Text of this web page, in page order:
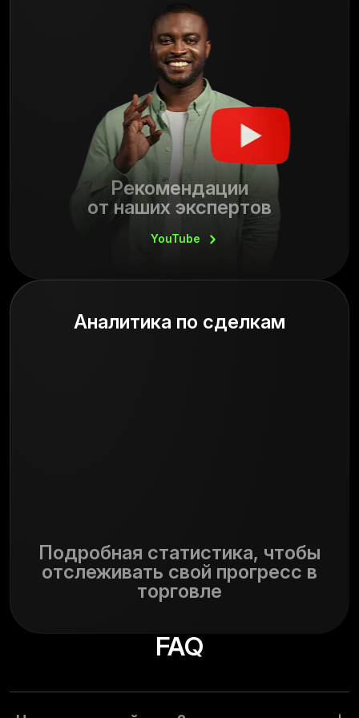
Рекомендации
от наших экспертов
YouTube
Аналитика по сделкам
Подробная статистика, чтобы
отслеживать свой прогресс в
торговле
FAQ